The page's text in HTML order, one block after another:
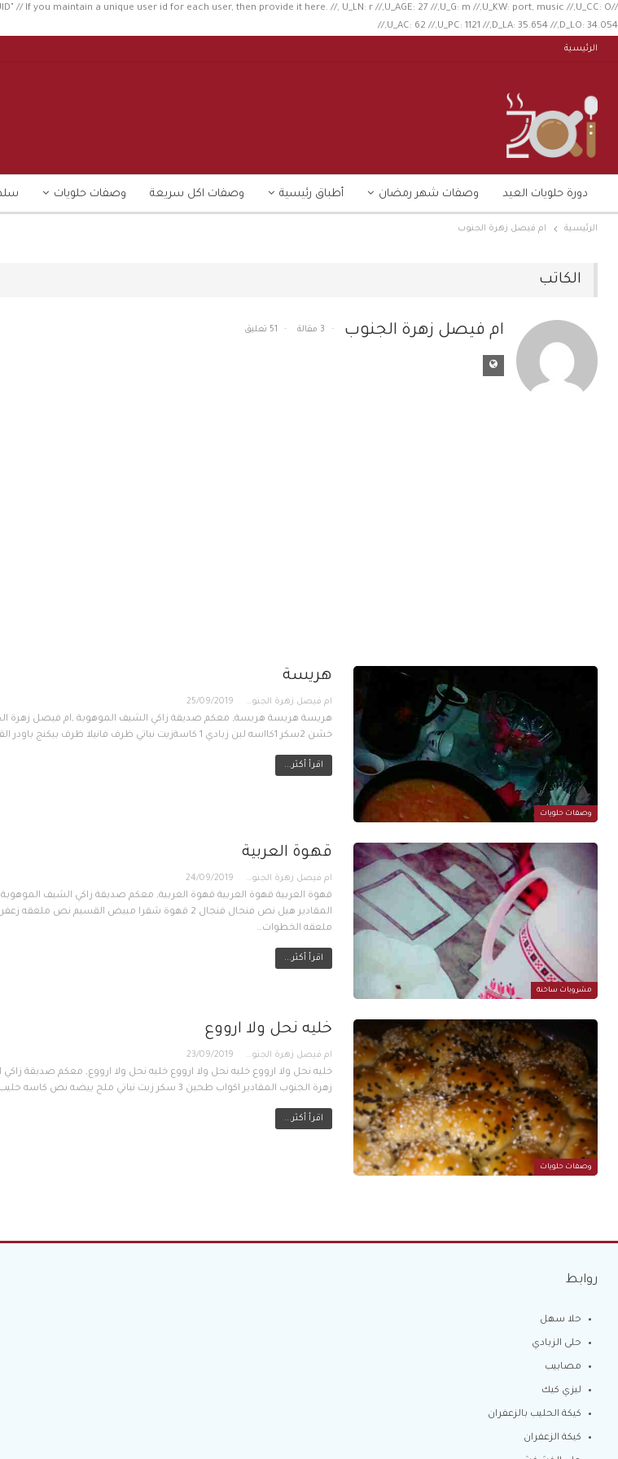
// If you maintain a unique user id for each user, then provide it here. //, U_LN: r //,U_AGE: 27 //,U_G: m //,U_KW: port, music //,U_CC: O
//,U_AC: 62 //,U_PC: 1121 //,D_LA: 35.654 //,D_LO: 34.054
الرئيسية
دورة حلويات العيد وصفات شهر رمضان أطباق رئيسية وصفات اكل سريعة وصفات حلويات
الرئيسية ام فيصل زهرة الجنوب
الكاتب
ام فيصل زهرة الجنوب 3 مقالة 51 تعليق
وصفات حلويات
هريسة
ام فيصل زهرة الجنوب 25/09/2019
خشن 2سكر 1كااسه لبن زبادي 1 كاسةزيت نباتي ظرف فانيلا ظرف بيكنج باودر القطر: كاستين سكر كاسة مي…
اقرأ أكثر...
مشروبات ساخنة
قهوة العربية
ام فيصل زهرة الجنوب 24/09/2019
قهوة العربية قهوة العربية قهوة العربية, معكم صديقة زاكي الشيف
المقادير هيل نص فنجال فنجال 2 قهوة شقرا مبيض القسيم
ملعقه الخطوات…
اقرأ أكثر...
وصفات حلويات
خليه نحل ولا ارووع
ام فيصل زهرة الجنوب 23/09/2019
خليه نحل ولا ارووع خليه نحل ولا ارووع خليه نحل ولا ارووع, معكم صديقة
زهرة الجنوب المقادير اكواب طحين 3 سكر زيت نباتي ملح بيضه نص كاسه حليب بودرة فانيلا رشه مي للعجن…
اقرأ أكثر...
روابط
حلا سهل
حلى الزبادي
مصابيب
ليزي كيك
كيكة الحليب بالزعفران
كيكة الزعفران